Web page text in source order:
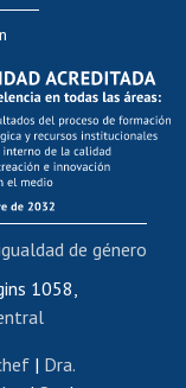
1058,
| Dra.
de género